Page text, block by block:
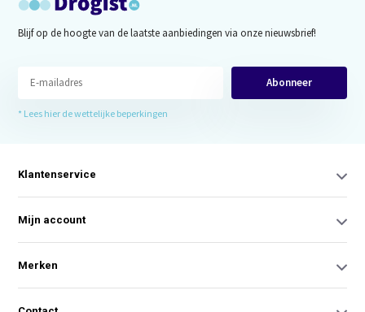
Blijf op de hoogte van de laatste aanbiedingen via onze nieuwsbrief!
Abonneer
* Lees hier de wettelijke beperkingen
Klantenservice
Mijn account
Merken